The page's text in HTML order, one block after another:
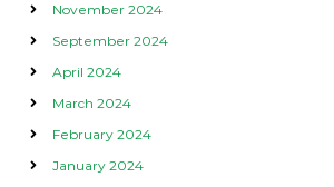
November 2024
September 2024
April 2024
March 2024
February 2024
January 2024